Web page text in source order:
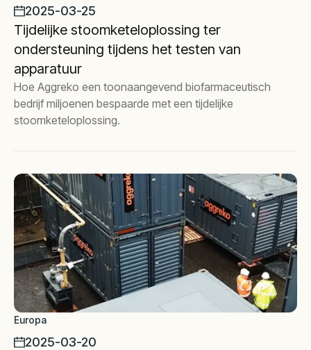
2025-03-25
Tijdelijke stoomketeloplossing ter
ondersteuning tijdens het testen van
apparatuur
Hoe Aggreko een toonaangevend biofarmaceutisch
bedrijf miljoenen bespaarde met een tijdelijke
stoomketeloplossing.
Europa
2025-03-20